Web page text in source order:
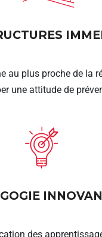
au plus proche de la
une attitude de
des